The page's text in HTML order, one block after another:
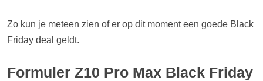
Zo kun je meteen zien of er op dit moment een goede Black
Friday deal geldt.
Formuler Z10 Pro Max Black Friday